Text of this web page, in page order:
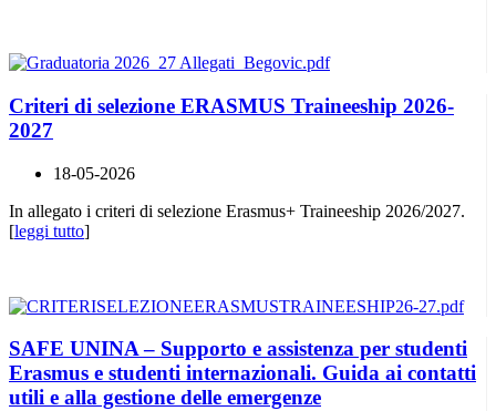
Criteri di selezione ERASMUS Traineeship 2026-
2027
18-05-2026
In allegato i criteri di selezione Erasmus+ Traineeship 2026/2027.
[leggi tutto]
SAFE UNINA – Supporto e assistenza per studenti
Erasmus e studenti internazionali. Guida ai contatti
utili e alla gestione delle emergenze